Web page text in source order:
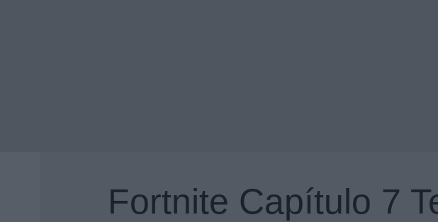
Fortnite Capítulo 7